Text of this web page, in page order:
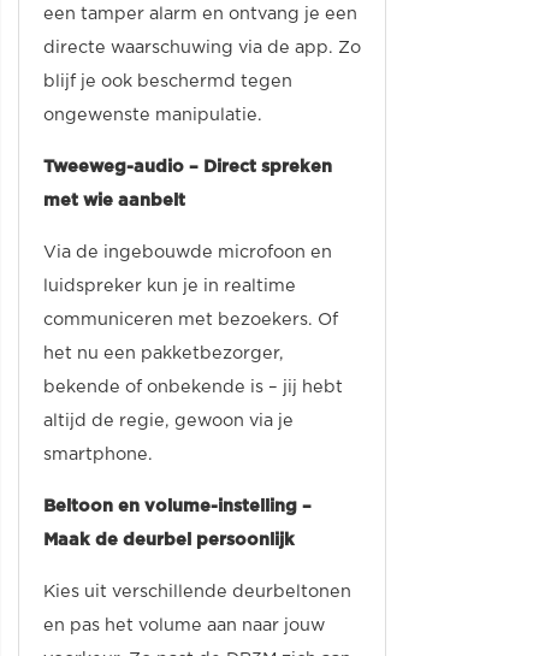
een tamper alarm en ontvang je een
directe waarschuwing via de app. Zo
blijf je ook beschermd tegen
ongewenste manipulatie.
Tweeweg-audio – Direct spreken
met wie aanbelt
Via de ingebouwde microfoon en
luidspreker kun je in realtime
communiceren met bezoekers. Of
het nu een pakketbezorger,
bekende of onbekende is – jij hebt
altijd de regie, gewoon via je
smartphone.
Beltoon en volume-instelling –
Maak de deurbel persoonlijk
Kies uit verschillende deurbeltonen
en pas het volume aan naar jouw